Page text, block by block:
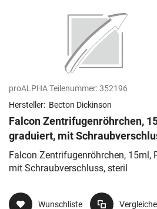
proALPHA Teilenummer:352196
Hersteller: Becton Dickinson
Falcon Zentrifugenröhrchen,
graduiert, mit
Falcon Zentrifugenröhrchen, 15ml,
mit Schraubverschluss, steril
Wunschliste